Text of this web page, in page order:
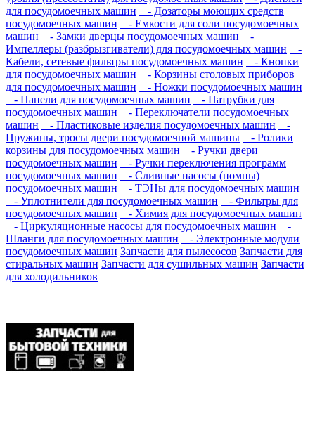
для посудомоечных машин
- Дозаторы моющих средств
посудомоечных машин
- Емкости для соли посудомоечных
машин
- Замки дверцы посудомоечных машин
-
Импеллеры (разбрызгиватели) для посудомоечных машин
-
Кабели, сетевые фильтры посудомоечных машин
- Кнопки
для посудомоечных машин
- Корзины столовых приборов
для посудомоечных машин
- Ножки посудомоечных машин
- Панели для посудомоечных машин
- Патрубки для
посудомоечных машин
- Переключатели посудомоечных
машин
- Пластиковые изделия посудомоечных машин
-
Пружины, тросы двери посудомоечной машины
- Ролики
корзины для посудомоечных машин
- Ручки двери
посудомоечных машин
- Ручки переключения программ
посудомоечных машин
- Сливные насосы (помпы)
посудомоечных машин
- ТЭНы для посудомоечных машин
- Уплотнители для посудомоечных машин
- Фильтры для
посудомоечных машин
- Химия для посудомоечных машин
- Циркуляционные насосы для посудомоечных машин
-
Шланги для посудомоечных машин
- Электронные модули
посудомоечных машин Запчасти для пылесосов Запчасти для
стиральных машин Запчасти для сушильных машин Запчасти
для холодильников